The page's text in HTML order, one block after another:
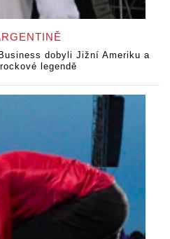
dobyli Jižní Ameriku a
legendě